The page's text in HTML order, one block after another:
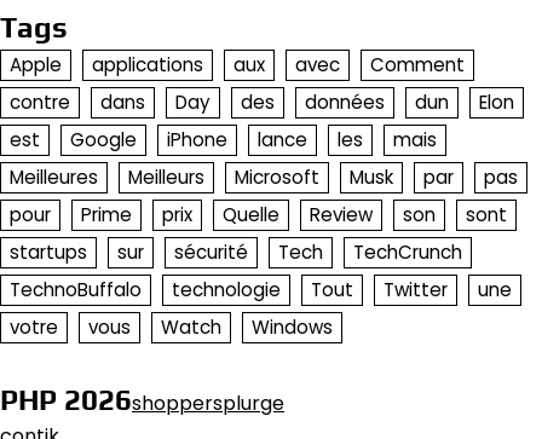
Tags
Apple applications aux avec
Comment
contre
dans Day des données dun
Elon
est
Google iPhone lance les
mais
Meilleures
Meilleurs Microsoft Musk par
pas
pour
Prime prix Quelle Review son
sont
startups
sur sécurité Tech
TechCrunch
TechnoBuffalo
technologie Tout Twitter
une
votre
vous Watch Windows
PHP 2026shoppersplurge